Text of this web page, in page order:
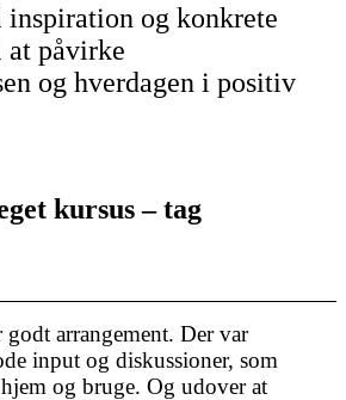
inspiration og konkrete
påvirke
og hverdagen i positiv
kursus – tag
godt arrangement. Der var
input og diskussioner, som
og bruge. Og udover at